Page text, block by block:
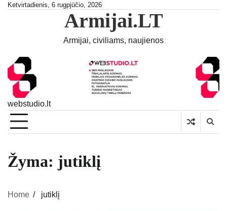
SkipKetvirtadienis, 6 rugpjūčio, 2026
Armijai.LT
Armijai, civiliams, naujienos
webstudio.lt
Žyma: jutiklį
Home jutiklį